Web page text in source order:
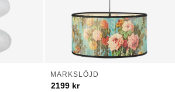
MARKSLÖJD
2199 kr